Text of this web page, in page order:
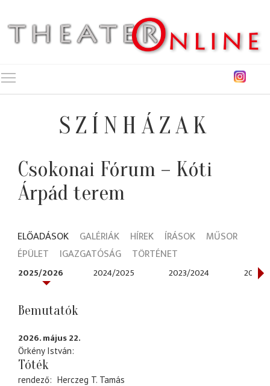
SZÍNHÁZAK
Csokonai Fórum – Kóti
Árpád terem
ELŐADÁSOK GALÉRIÁK HÍREK ÍRÁSOK
MŰSOR
ÉPÜLET
IGAZGATÓSÁG TÖRTÉNET
2025/2026 2024/2025 2023/2024 2022/
Bemutatók
2026. május 22.
Örkény István
Tóték
rendező Herczeg T. Tamás